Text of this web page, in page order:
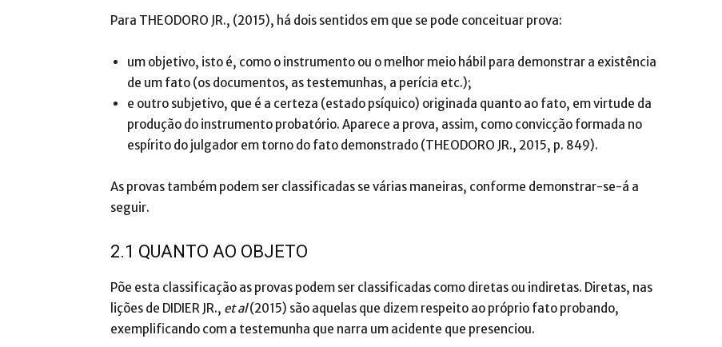
Para THEODORO JR., (2015), há dois sentidos em que se pode conceituar prova:
um objetivo, isto é, como o instrumento ou o melhor meio hábil para demonstrar a existência
de um fato (os documentos, as testemunhas, a perícia etc.);
e outro subjetivo, que é a certeza (estado psíquico) originada quanto ao fato, em virtude da
produção do instrumento probatório. Aparece a prova, assim, como convicção formada no
espírito do julgador em torno do fato demonstrado (THEODORO JR., 2015, p. 849).
As provas também podem ser classificadas se várias maneiras, conforme demonstrar-se-á a
seguir.
2.1 QUANTO AO OBJETO
Põe esta classificação as provas podem ser classificadas como diretas ou indiretas. Diretas, nas
lições de DIDIER JR., et al(2015) são aquelas que dizem respeito ao próprio fato probando,
exemplificando com a testemunha que narra um acidente que presenciou.